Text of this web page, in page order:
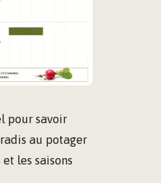
pour savoir
au potager
les saisons